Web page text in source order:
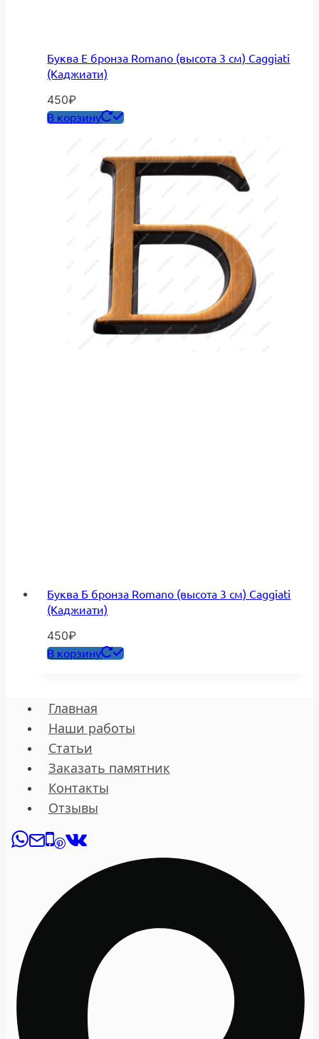
Буква Е бронза Romano (высота 3 см) Caggiati
(Каджиати)
450₽
В корзину
Буква Б бронза Romano (высота 3 см) Caggiati
(Каджиати)
450₽
В корзину
Главная
Наши работы
Статьи
Заказать памятник
Контакты
Отзывы